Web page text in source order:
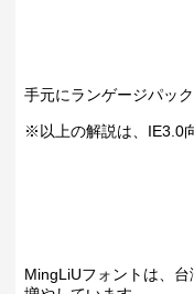
手元にランゲージパッ
※以上の解説は、IE3.0
MingLiUフォントは、